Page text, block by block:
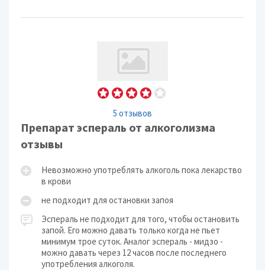
5 отзывов
Препарат эспераль от алкоголизма
отзывы
Невозможно употреблять алкоголь пока лекарство
в крови
не подходит для остановки запоя
Эспераль не подходит для того, чтобы остановить
запой. Его можно давать только когда не пьет
минимум трое суток. Аналог эспераль - мидзо -
можно давать через 12 часов после последнего
употребления алкоголя.